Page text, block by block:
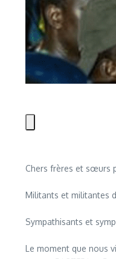
Chers frères et sœurs
Militants et militantes
Sympathisants et
Le moment que nous